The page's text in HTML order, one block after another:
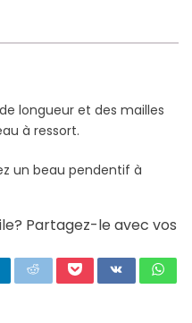
longueur et des mailles
à ressort.
un beau pendentif à
Partagez-le avec vos